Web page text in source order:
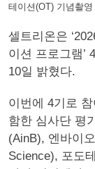
테이션(OT) 기념촬
셀트리온은
이션 프로그램’
10일 밝혔다.
이번에 4기로
함한 심사단 평
(AinB), 엔바이
Science), 포도